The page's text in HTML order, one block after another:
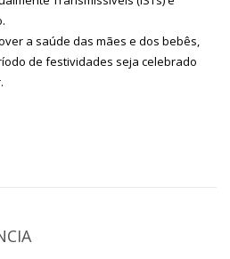
a saúde das mães e dos bebês,
de festividades seja celebrado